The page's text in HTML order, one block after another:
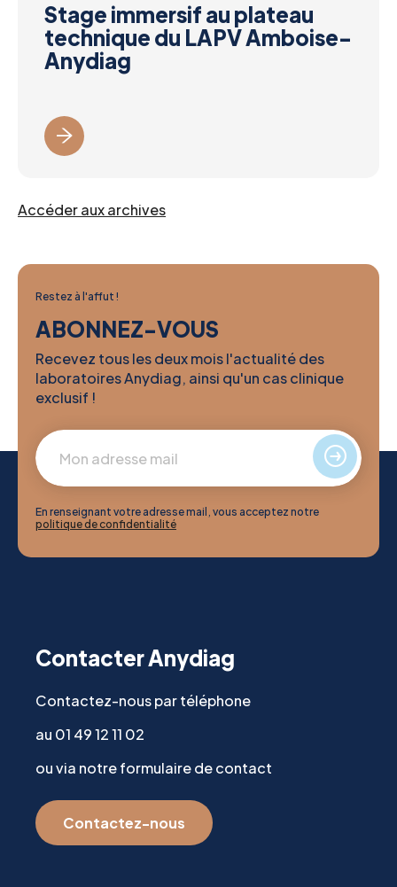
Stage immersif au plateau
technique du LAPV Amboise-
Anydiag
Accéder aux archives
Restez à l'affut !
ABONNEZ-VOUS
Recevez tous les deux mois l'actualité des
laboratoires Anydiag, ainsi qu'un cas clinique
exclusif !
En renseignant votre adresse mail, vous acceptez notre
politique de confidentialité
Contacter Anydiag
Contactez-nous par téléphone
au 01 49 12 11 02
ou via notre formulaire de contact
Contactez-nous